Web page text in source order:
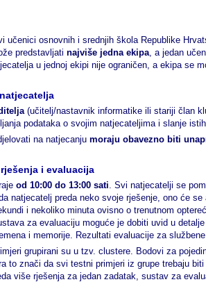
učenici osnovnih i srednjih škola Republike
predstavljati najviše jedna ekipa, a jedan
u jednoj ekipi nije ograničen, a ekipa se
(učitelj/nastavnik informatike ili stariji član
podataka o svojim natjecateljima i slanje
na natjecanju moraju obavezno biti
i evaluacija
od 10:00 do 13:00 sati. Svi natjecatelji se
natjecatelj preda neko svoje rješenje, ono će
i nekoliko minuta ovisno o trenutnom
za evaluaciju moguće je dobiti uvid u
i memorije. Rezultati evaluacije za
grupirani su u tzv. clustere. Bodovi za
to znači da svi testni primjeri iz grupe trebaju
više rješenja za jedan zadatak, sustav za